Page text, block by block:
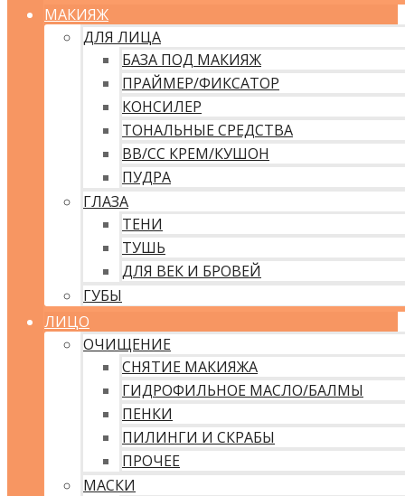
МАКИЯЖ
ДЛЯ ЛИЦА
БАЗА ПОД МАКИЯЖ
ПРАЙМЕР/ФИКСАТОР
КОНСИЛЕР
ТОНАЛЬНЫЕ СРЕДСТВА
ВВ/CC КРЕМ/КУШОН
ПУДРА
ГЛАЗА
ТЕНИ
ТУШЬ
ДЛЯ ВЕК И БРОВЕЙ
ГУБЫ
ЛИЦО
ОЧИЩЕНИЕ
СНЯТИЕ МАКИЯЖА
ГИДРОФИЛЬНОЕ МАСЛО/БАЛМЫ
ПЕНКИ
ПИЛИНГИ И СКРАБЫ
ПРОЧЕЕ
МАСКИ